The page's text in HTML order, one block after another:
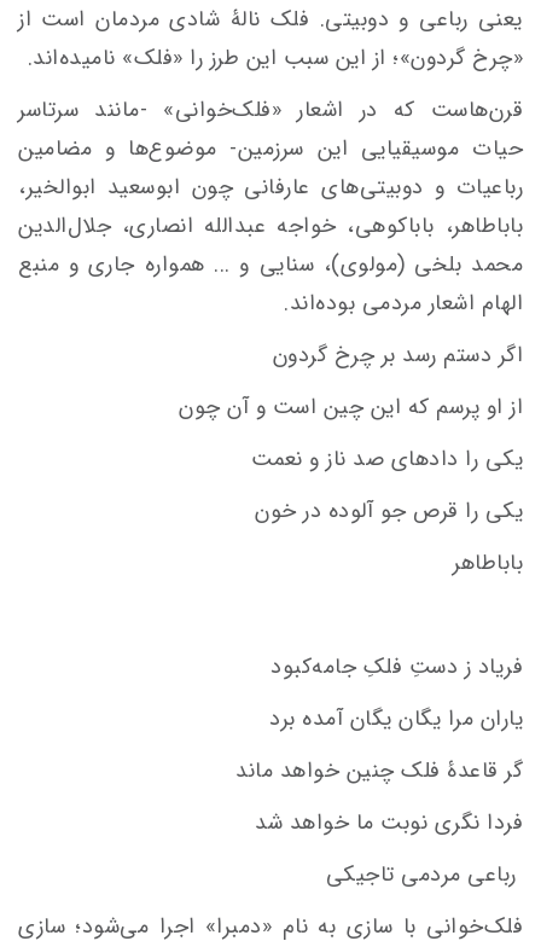
یعنی رباعی و دوبیتی­. فلک نالۀ شادی مردمان است از
«چرخ گردون»؛ از این سبب این طرز را «فلک» نامیده‌اند.
قرن‌هاست که در اشعار «فلک‌خوانی» -مانند سرتاسر
حیات موسیقیایی این سرزمین- موضوع‌ها و مضامین
رباعیات و دوبیتی­‌های عارفانی چون ابوسعید ابوالخیر،
باباطاهر، باباکوهی، خواجه عبدالله انصاری، جلال‌الدین
محمد بلخی (مولوی)، سنایی و ... همواره جاری و منبع
الهام اشعار مردمی بوده‌اند.
اگر دستم رسد بر چرخ گردون
از او پرسم که این چین است و آن چون
یکی را داده­ای صد ناز و نعمت
یکی را قرص جو آلوده در خون
باباطاهر
فریاد ز دستِ فلکِ جامه‌کبود
یاران مرا یگان یگان آمده برد
گر قاعدۀ فلک چنین خواهد ماند
فردا نگری نوبت ما خواهد شد
رباعی مردمی تاجیکی
فلک‌خوانی با سازی به نام «دمبرا» اجرا می‌شود؛ سازی